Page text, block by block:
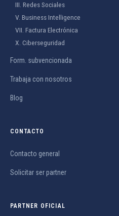
III. Redes Sociales
V. Business Intelligence
VII. Factura Electrónica
X. Ciberseguridad
Form. subvencionada
Trabaja con nosotros
Blog
CONTACTO
Contacto general
Solicitar ser partner
PARTNER OFICIAL